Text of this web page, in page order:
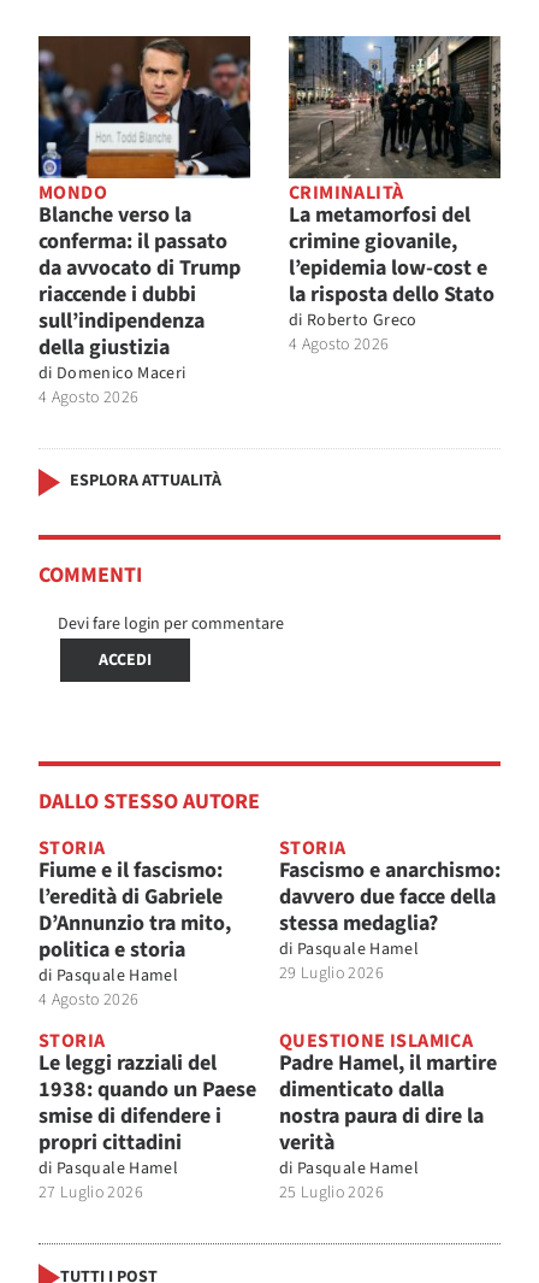
MONDO
Blanche verso la
conferma: il passato
da avvocato di Trump
riaccende i dubbi
sull’indipendenza
della giustizia
di Domenico Maceri
4 Agosto 2026
CRIMINALITÀ
La metamorfosi del
crimine giovanile,
l’epidemia low-cost e
la risposta dello Stato
di Roberto Greco
4 Agosto 2026
ESPLORA ATTUALITÀ
COMMENTI
Devi fare login per commentare
ACCEDI
DALLO STESSO AUTORE
STORIA
Fiume e il fascismo:
l’eredità di Gabriele
D’Annunzio tra mito,
politica e storia
di Pasquale Hamel
4 Agosto 2026
STORIA
Fascismo e anarchismo:
davvero due facce della
stessa medaglia?
di Pasquale Hamel
29 Luglio 2026
STORIA
Le leggi razziali del
1938: quando un Paese
smise di difendere i
propri cittadini
di Pasquale Hamel
27 Luglio 2026
QUESTIONE ISLAMICA
Padre Hamel, il martire
dimenticato dalla
nostra paura di dire la
verità
di Pasquale Hamel
25 Luglio 2026
TUTTI I POST